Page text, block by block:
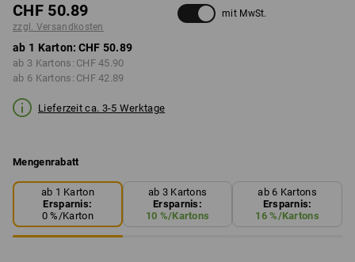
CHF 50.89
zzgl. Versandkosten
mit MwSt.
ab 1 Karton: CHF 50.89
ab 3 Kartons: CHF 45.90
ab 6 Kartons: CHF 42.89
Lieferzeit ca. 3-5 Werktage
Mengenrabatt
ab 1 Karton
Ersparnis:
0 %/Karton
ab 3 Kartons
Ersparnis:
10 %/Kartons
ab 6 Kartons
Ersparnis:
16%/Kartons